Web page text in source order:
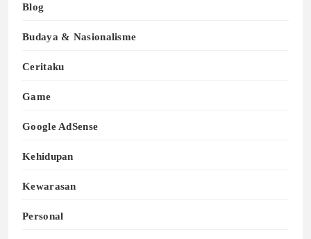
Blog
Budaya & Nasionalisme
Ceritaku
Game
Google AdSense
Kehidupan
Kewarasan
Personal